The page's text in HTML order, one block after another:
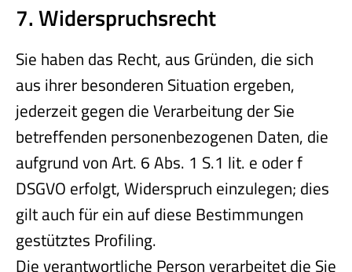
7. Widerspruchsrecht
Sie haben das Recht, aus Gründen, die sich
aus ihrer besonderen Situation ergeben,
jederzeit gegen die Verarbeitung der Sie
betreffenden personenbezogenen Daten, die
aufgrund von Art. 6 Abs. 1 S.1 lit. e oder f
DSGVO erfolgt, Widerspruch einzulegen; dies
gilt auch für ein auf diese Bestimmungen
gestütztes Profiling.
Die verantwortliche Person verarbeitet die Sie